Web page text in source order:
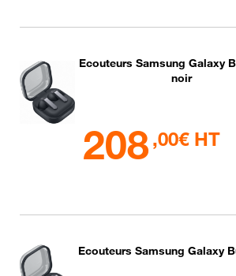
Ecouteurs Samsung Galaxy
noir
208 ,00€ HT
Ecouteurs Samsung Galaxy